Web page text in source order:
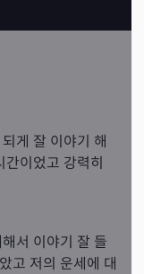
게 잘 이야기 해
이었고 강력히
서 이야기 잘 들
고 저의 운세에 대